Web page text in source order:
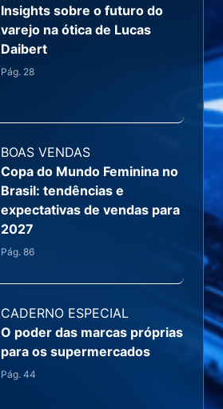
Insights sobre o futuro do
varejo na ótica de Lucas
Daibert
Pág. 28
BOAS VENDAS
Copa do Mundo Feminina no
Brasil: tendências e
expectativas de vendas para
2027
Pág. 86
CADERNO ESPECIAL
O poder das marcas próprias
para os supermercados
Pág. 44